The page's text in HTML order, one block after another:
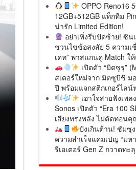
OPPO Reno16
12GB+512GB แท็กทีม
น่ารัก Limited Edition!
อย่าเพิ่งรีบปัดซ้าย! ซิ
ชวนไขข้อสงสัย 5 ความเ
เดท” พาสแกนคู่ Match ใ
เปิดตัว “มิตซูรุ”
สเดอร์ใหม่จาก มิตซูบิชิ ม
ปี พร้อมแจกสติกเกอร์ไลน์
เอาใจสายฟังเพ
Sonos เปิดตัว “Era 100
เสียงทรงพลัง ไม่ตัดทอน
ปังเกินต้าน! ซัมซุ
ความสำเร็จแคมเปญ “ม
รีเอเตอร์ Gen Z กวาดทะ